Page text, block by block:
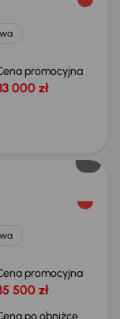
promocyjna
000 zł
promocyjna
500 zł
po obniżce